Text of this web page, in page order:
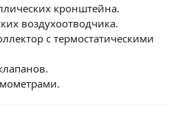
кронштейна.
воздухоотводчика.
с термостатическими